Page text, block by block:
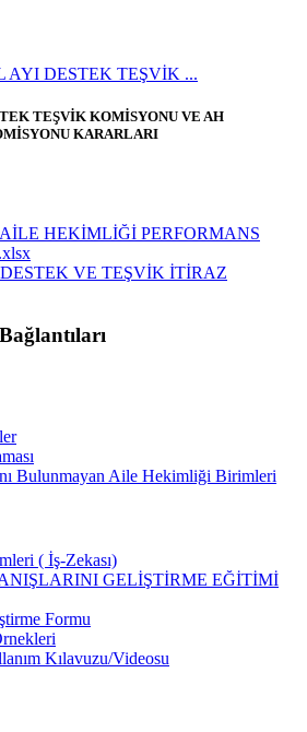
AYI DESTEK TEŞVİK ...
TEŞVİK KOMİSYONU VE AH
KARARLARI
HEKİMLİĞİ PERFORMANS
VE TEŞVİK İTİRAZ
Bulunmayan Aile Hekimliği Birimleri
( İş-Zekası)
GELİŞTİRME EĞİTİMİ
Formu
Kılavuzu/Videosu